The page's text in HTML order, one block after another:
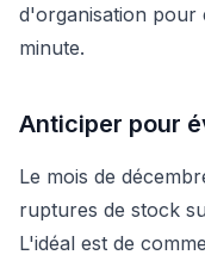
d'organisation pour
minute.
Anticiper pour
Le mois de
ruptures de stock
L'idéal est de